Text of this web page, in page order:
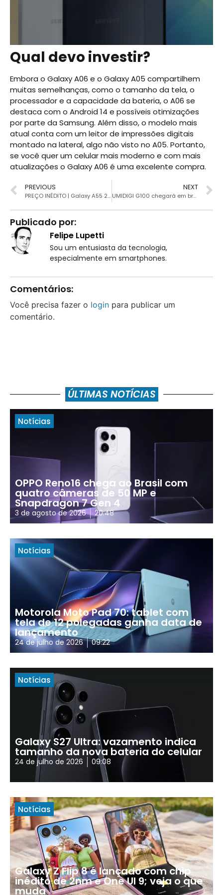
Qual devo investir?
Embora o Galaxy A06 e o Galaxy A05 compartilhem
muitas semelhanças, como o tamanho da tela, o
processador e a capacidade da bateria, o A06 se
destaca com o Android 14 e possíveis otimizações
por parte da Samsung. Além disso, o modelo mais
atual conta com um leitor de impressões digitais
montado na lateral, algo não visto no A05. Portanto,
se você quer um celular mais moderno e com mais
atualizações o Galaxy A06 é uma excelente compra.
PREVIOUS
PREÇO INÉDITO | Galaxy A55 256GB surge muito barato no Brasil
NEXT
UMIDIGI G100 chegará em breve com tela de 120 Hz e bateria de 6.000 mAh
Publicado por:
Felipe Lupetti
Sou um entusiasta da tecnologia,
especialmente em smartphones.
Comentários:
Você precisa fazer o login para publicar um
comentário.
ÚLTIMAS NOTÍCIAS
Notícias
OPPO Reno16 chega ao Brasil com
quatro câmeras de 50 MP e
Snapdragon 7 Gen 4
3 de agosto de 2026 20:48
Notícias
Motorola Moto Pad 70: tablet com
tela de 12 polegadas ganha data de
lançamento
24 de julho de 2026 09:22
Notícias
Galaxy S27 Ultra: vazamento indica
tamanho da nova bateria do celular
24 de julho de 2026 09:08
Notícias
Galaxy Z Flip 8 é lançado com chip
inédito de 2nm e One UI 9; veja o que
muda